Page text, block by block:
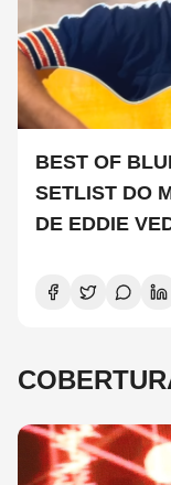
BEST OF
SETLIST DO
DE EDDIE